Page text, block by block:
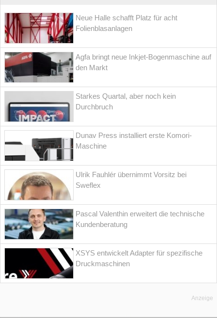
Neue Halle schafft Platz für acht
Folienblasanlagen
Agfa bringt neue Inkjet-Bogenmaschine auf
den Markt
Starkes Quartal, aber noch kein
Durchbruch
Dunav Press installiert erste Komori-
Maschine
Ulrik Fauhlér übernimmt Vorsitz bei
Sweflex
Pascal Valenthin erweitert die technische
Kundenberatung
XSYS entwickelt Adapter für spezifische
Druckmaschinen
Anzeige